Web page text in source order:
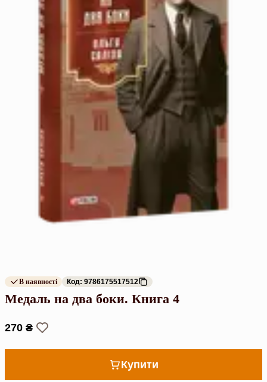
В наявності Код: 9786175517512
Медаль на два боки. Книга 4
270 ₴
Купити